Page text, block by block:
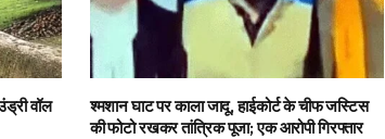
वॉल
श्मशान घाट पर काला जादू, हाईकोर्ट के चीफ जस्टिस
की फोटो रखकर तांत्रिक पूजा; एक आरोपी गिरफ्तार